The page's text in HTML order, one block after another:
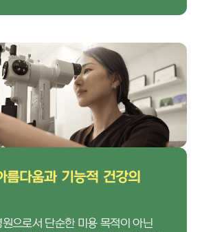
름다움과 기능적 건강의
으로서 단순한 미용 목적이 아닌